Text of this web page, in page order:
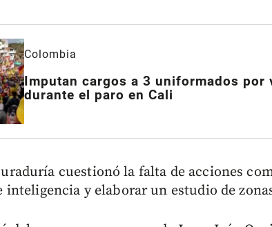
Colombia
Imputan cargos a 3 uniformados por
durante el paro en Cali
cuestionó la falta de acciones
inteligencia y elaborar un estudio de